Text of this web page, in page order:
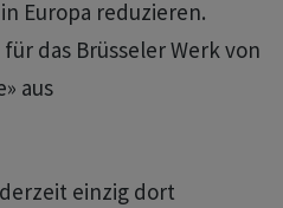
Europa reduzieren.
das Brüsseler Werk von
aus
einzig dort